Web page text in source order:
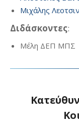
Μιχάλης
Διδάσκοντες:
Μέλη ΔΕΠ ΜΠΣ